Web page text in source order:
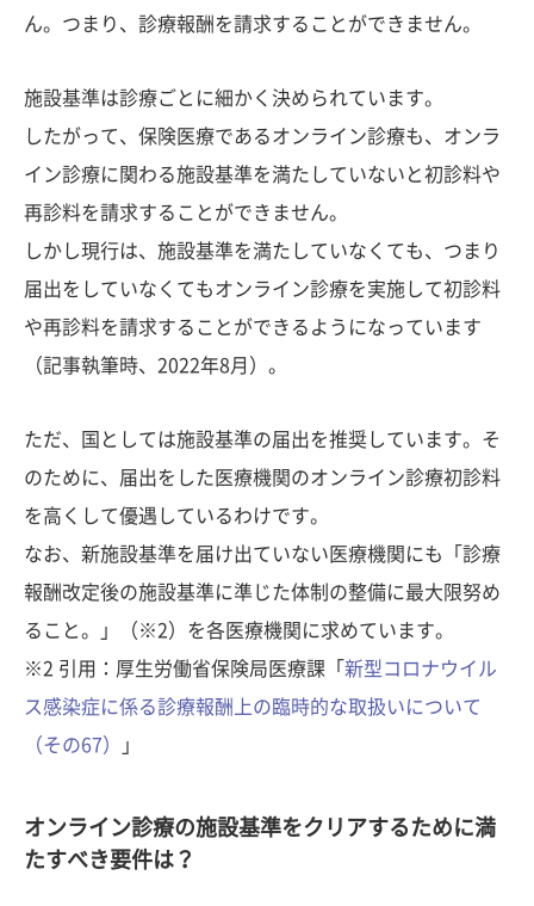
ん。つまり、診療報酬を請求することができません。
施設基準は診療ごとに細かく決められています。
したがって、保険医療であるオンライン診療も、オンラ
イン診療に関わる施設基準を満たしていないと初診料や
再診料を請求することができません。
しかし現行は、施設基準を満たしていなくても、つまり
届出をしていなくてもオンライン診療を実施して初診料
や再診料を請求することができるようになっています
（記事執筆時、2022年8月）。
ただ、国としては施設基準の届出を推奨しています。そ
のために、届出をした医療機関のオンライン診療初診料
を高くして優遇しているわけです。
なお、新施設基準を届け出ていない医療機関にも「診療
報酬改定後の施設基準に準じた体制の整備に最大限努め
ること。」（※2）を各医療機関に求めています。
※2 引用：厚生労働省保険局医療課「 新型コロナウイル
ス感染症に係る診療報酬上の臨時的な取扱いについて
（その67）
」
オンライン診療の施設基準をクリアするために満
たすべき要件は？